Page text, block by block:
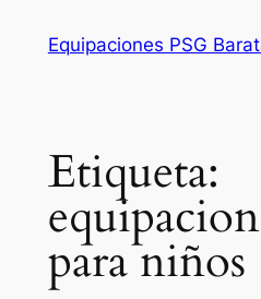
Equipaciones PSG
Etiqueta:
para niños